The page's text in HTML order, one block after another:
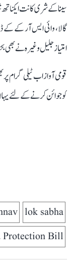
سینا کے شری کانت
گالا، وائی ایس آر کے کے
امتیاز جلیل وغیرہ نے
قومی آواز اب ٹیلی
کو جوائن کرنے کے لئے
lok sabha
Protection Bill